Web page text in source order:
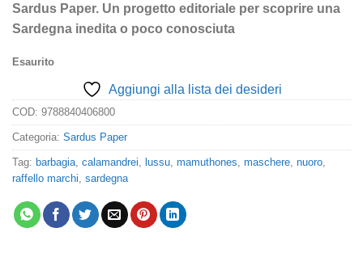
originale
era:
attuale
è:
Sardus Paper. Un progetto editoriale per scoprire una
Sardegna inedita o poco conosciuta
Esaurito
Aggiungi alla lista dei desideri
COD: 9788840406800
Categoria: Sardus Paper
Tag: barbagia, calamandrei, lussu, mamuthones, maschere, nuoro,
raffello marchi, sardegna